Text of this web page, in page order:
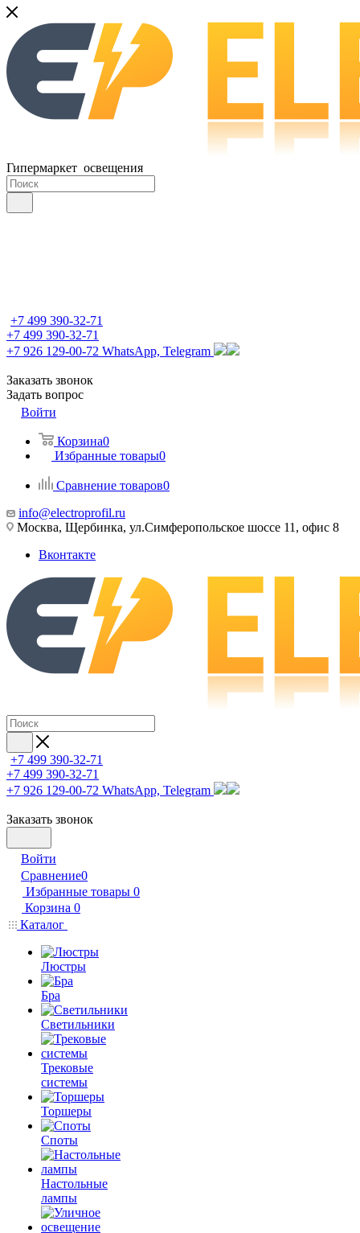
Гипермаркет освещения
+7 499 390-32-71
+7 499 390-32-71
+7 926 129-00-72 WhatsApp, Telegram
Заказать звонок
Задать вопрос
Войти
Корзина0
Избранные товары0
Сравнение товаров0
info@electroprofil.ru
Москва, Щербинка, ул.Симферопольское шоссе 11, офис 8
Вконтакте
+7 499 390-32-71
+7 499 390-32-71
+7 926 129-00-72 WhatsApp, Telegram
Заказать звонок
Войти
Сравнение0
Избранные товары 0
Корзина 0
Каталог
Люстры
Бра
Светильники
Трековые
системы
Торшеры
Споты
Настольные
лампы